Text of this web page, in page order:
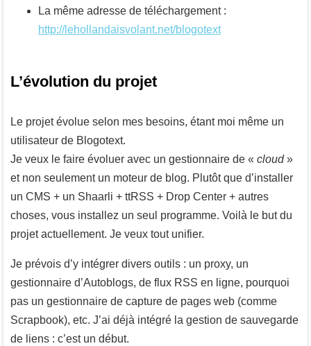
La même adresse de téléchargement :
http://lehollandaisvolant.net/blogotext
L’évolution du projet
Le projet évolue selon mes besoins, étant moi même un
utilisateur de Blogotext.
Je veux le faire évoluer avec un gestionnaire de « cloud»
et non seulement un moteur de blog. Plutôt que d’installer
un CMS + un Shaarli + ttRSS + Drop Center + autres
choses, vous installez un seul programme. Voilà le but du
projet actuellement. Je veux tout unifier.
Je prévois d’y intégrer divers outils : un proxy, un
gestionnaire d’Autoblogs, de flux RSS en ligne, pourquoi
pas un gestionnaire de capture de pages web (comme
Scrapbook), etc. J’ai déjà intégré la gestion de sauvegarde
de liens : c’est un début.